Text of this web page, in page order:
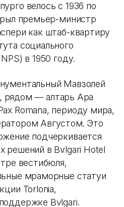
велось с 1936 по
премьер-министр
как штаб-квартиру
социального
в 1950 году.
Мавзолей
рядом — алтарь Ара
Romana, периоду мира,
Августом. Это
подчеркивается
решений в Bvlgari Hotel
вестибюля,
мраморные статуи
Torlonia,
Bvlgari.